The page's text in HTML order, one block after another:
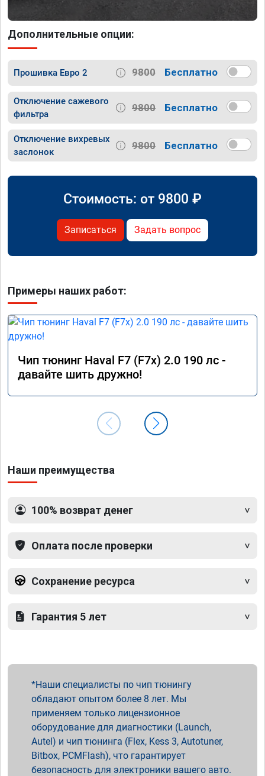
Дополнительные опции:
Прошивка Евро 2 9800 Бесплатно
Отключение сажевого
фильтра
9800 Бесплатно
Отключение вихревых
заслонок
9800 Бесплатно
Стоимость: от 9800 ₽
Записаться Задать вопрос
Примеры наших работ:
Чип тюнинг Haval F7 (F7x) 2.0 190 лс -
давайте шить дружно!
Наши преимущества
100% возврат денег
Оплата после проверки
Сохранение ресурса
Гарантия 5 лет
Наши специалисты по чип тюнингу
обладают опытом более 8 лет. Мы
применяем только лицензионное
оборудование для диагностики (Launch,
Autel) и чип тюнинга (Flex, Kess 3, Autotuner,
Bitbox, PCMFlash), что гарантирует
безопасность для электроники вашего авто.